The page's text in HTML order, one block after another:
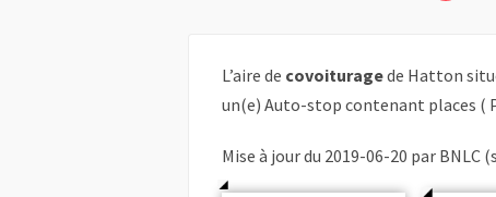
L’aire de covoituragede Hatton
un(e) Auto-stop contenant places (
Mise à jour du 2019-06-20 par BNLC